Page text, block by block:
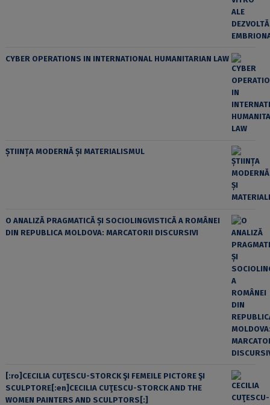
CYBER OPERATIONS IN INTERNATIONAL HUMANITARIAN LAW
ȘTIINȚA MODERNĂ ȘI MATERIALISMUL
O ANALIZĂ PRAGMATICĂ ȘI SOCIOLINGVISTICĂ A ROMÂNEI
DIN REPUBLICA MOLDOVA: MARCATORII DISCURSIVI
[:ro]CECILIA CUŢESCU-STORCK ŞI FEMEILE PICTORE ŞI
SCULPTORE[:en]CECILIA CUŢESCU-STORCK AND THE
WOMEN PAINTERS AND SCULPTORS[:]